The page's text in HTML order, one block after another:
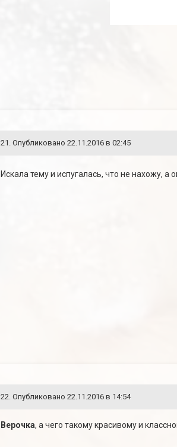
21 . Опубликовано 22.11.2016 в 02:45
Искала тему и испугалась, что не нахожу, а
22. Опубликовано 22.11.2016 в 14:54
Верочка, а чего такому красивому и